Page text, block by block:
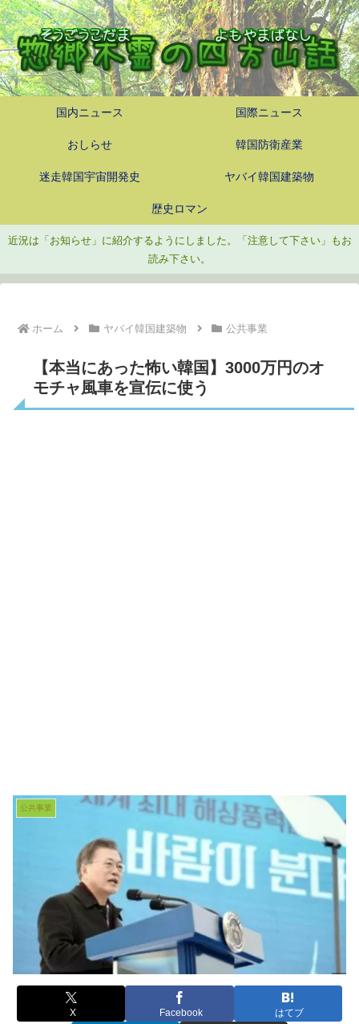
国内ニュース 国際ニュース
おしらせ 韓国防衛産業
迷走韓国宇宙開発史 ヤバイ韓国建築物
歴史ロマン
近況は「お知らせ」に紹介するようにしました。「注意して下さい」もお
読み下さい。
ホーム ヤバイ韓国建築物 公共事業
【本当にあった怖い韓国】3000万円のオ
モチャ風車を宣伝に使う
公共事業
X Facebook はてブ